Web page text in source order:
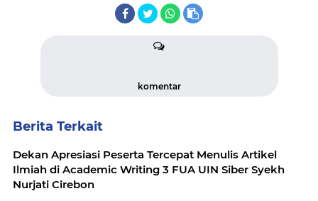
komentar
Berita Terkait
Dekan Apresiasi Peserta Tercepat Menulis Artikel
Ilmiah di Academic Writing 3 FUA UIN Siber Syekh
Nurjati Cirebon